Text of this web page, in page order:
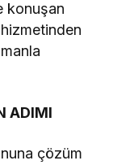
konuşan
ADIMI
çözüm